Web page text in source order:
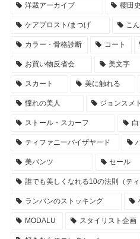
洋裁アーカイブ 櫻田
ケアプロスト/まつげ こ
カラー・骨格診断 コート
お買い物反省会 美文字
スカート 美に触れる
憧れの美人 ジョンスメ
ストール・スカーフ
ティファニーバイザヤード
美パンツ セール
誰でも美しくなれる10の法則（ティ
ランバンのストッキング
MODALU スタイリスト企画